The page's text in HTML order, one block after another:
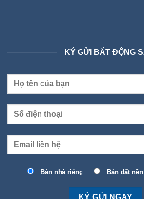
KÝ GỬI BẤT ĐỘNG
Bán nhà riêng Bán đất nền